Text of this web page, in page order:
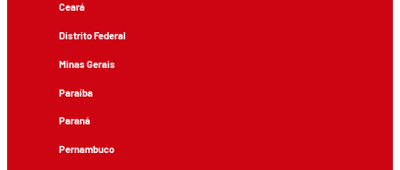
Ceará
Distrito Federal
Minas Gerais
Paraíba
Paraná
Pernambuco